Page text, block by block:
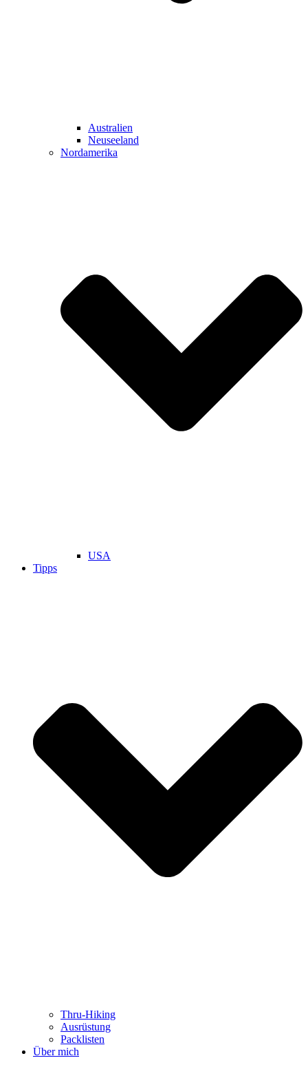
Australien
Neuseeland
Nordamerika
USA
Tipps
Thru-Hiking
Ausrüstung
Packlisten
Über mich